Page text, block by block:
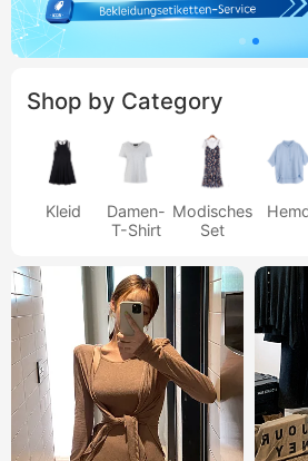
Shop by Category
Kleid
Damen-
T-Shirt
Modisches
Set